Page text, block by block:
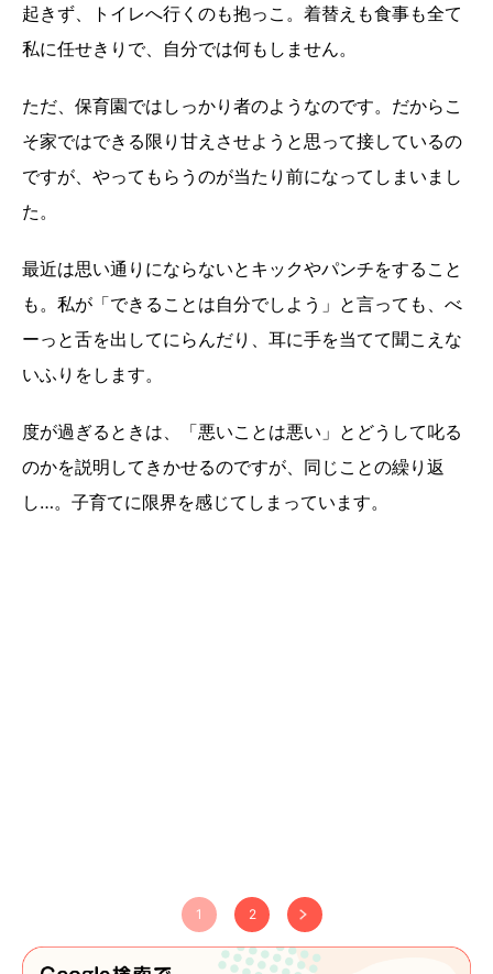
起きず、トイレへ行くのも抱っこ。着替えも食事も全て
私に任せきりで、自分では何もしません。
ただ、保育園ではしっかり者のようなのです。だからこ
そ家ではできる限り甘えさせようと思って接しているの
ですが、やってもらうのが当たり前になってしまいまし
た。
最近は思い通りにならないとキックやパンチをすること
も。私が「できることは自分でしよう」と言っても、べ
ーっと舌を出してにらんだり、耳に手を当てて聞こえな
いふりをします。
度が過ぎるときは、「悪いことは悪い」とどうして叱る
のかを説明してきかせるのですが、同じことの繰り返
し…。子育てに限界を感じてしまっています。
1 2